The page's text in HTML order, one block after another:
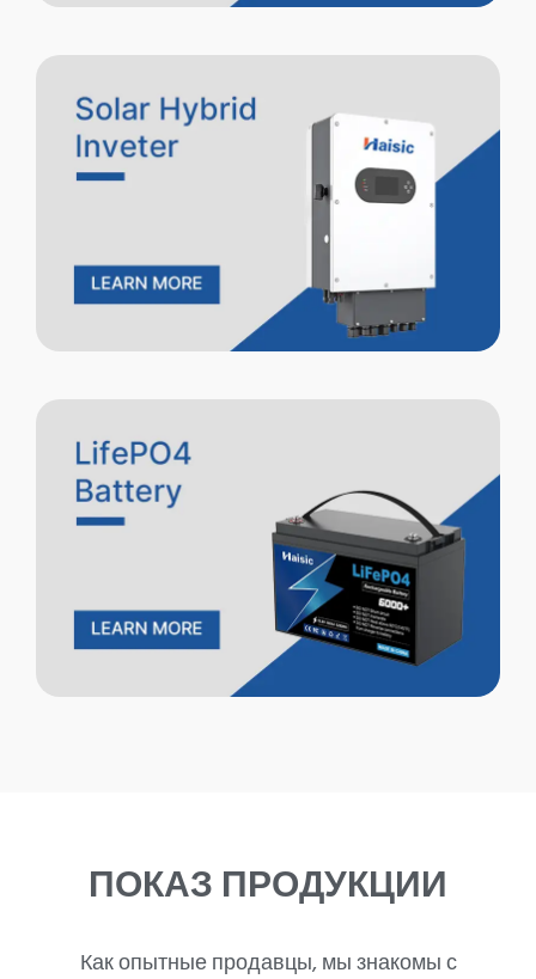
ПОКАЗ ПРОДУКЦИИ
Как опытные продавцы, мы знакомы с